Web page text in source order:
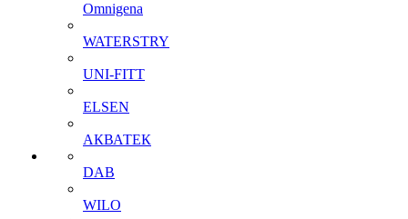
Omnigena
WATERSTRY
UNI-FITT
ELSEN
АКВАТЕК
DAB
WILO